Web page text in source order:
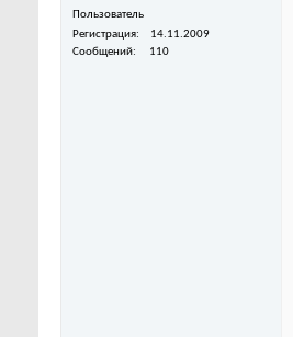
Пользователь
Регистрация
14.11.2009
Сообщений
110